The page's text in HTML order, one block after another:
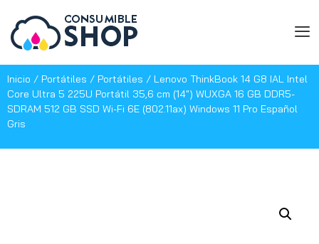
Inicio / Portátiles / Portátiles / Lenovo ThinkBook 14 G8 IAL Intel
Core Ultra 5 225U Portátil 35,6 cm (14″) WUXGA 16 GB DDR5-
SDRAM 512 GB SSD Wi-Fi 6E (802.11ax) Windows 11 Pro Español
Gris